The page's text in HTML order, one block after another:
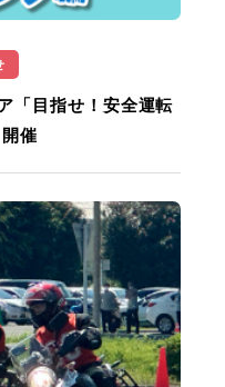
「目指せ！安全運転
催